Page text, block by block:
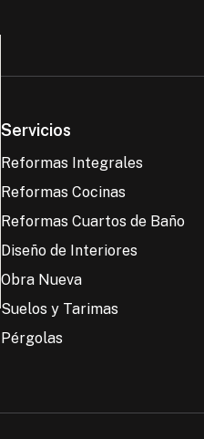
Servicios
Reformas Integrales
Reformas Cocinas
Reformas Cuartos de Baño
Diseño de Interiores
Obra Nueva
Suelos y Tarimas
Pérgolas